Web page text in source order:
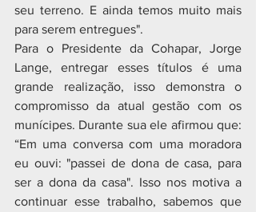
seu terreno. E ainda temos muito mais
para serem entregues".
Para o Presidente da Cohapar, Jorge
Lange, entregar esses títulos é uma
grande realização, isso demonstra o
compromisso da atual gestão com os
munícipes. Durante sua ele afirmou que:
“Em uma conversa com uma moradora
eu ouvi: "passei de dona de casa, para
ser a dona da casa". Isso nos motiva a
continuar esse trabalho, sabemos que